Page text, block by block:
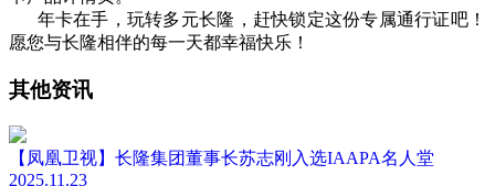
年卡在手，玩转多元长隆，赶快锁定这份专属通行证吧！
愿您与长隆相伴的每一天都幸福快乐！
其他资讯
【凤凰卫视】长隆集团董事长苏志刚入选IAAPA名人堂
2025.11.23